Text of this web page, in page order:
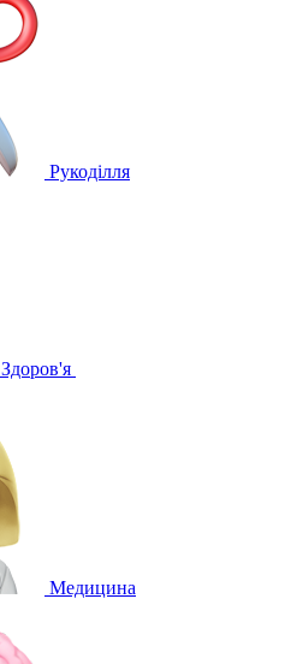
Рукоділля
Здоров'я
Медицина